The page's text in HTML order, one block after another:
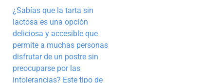
¿Sabías que la tarta sin
lactosa es una opción
deliciosa y accesible que
permite a muchas personas
disfrutar de un postre sin
preocuparse por las
intolerancias? Este tipo de